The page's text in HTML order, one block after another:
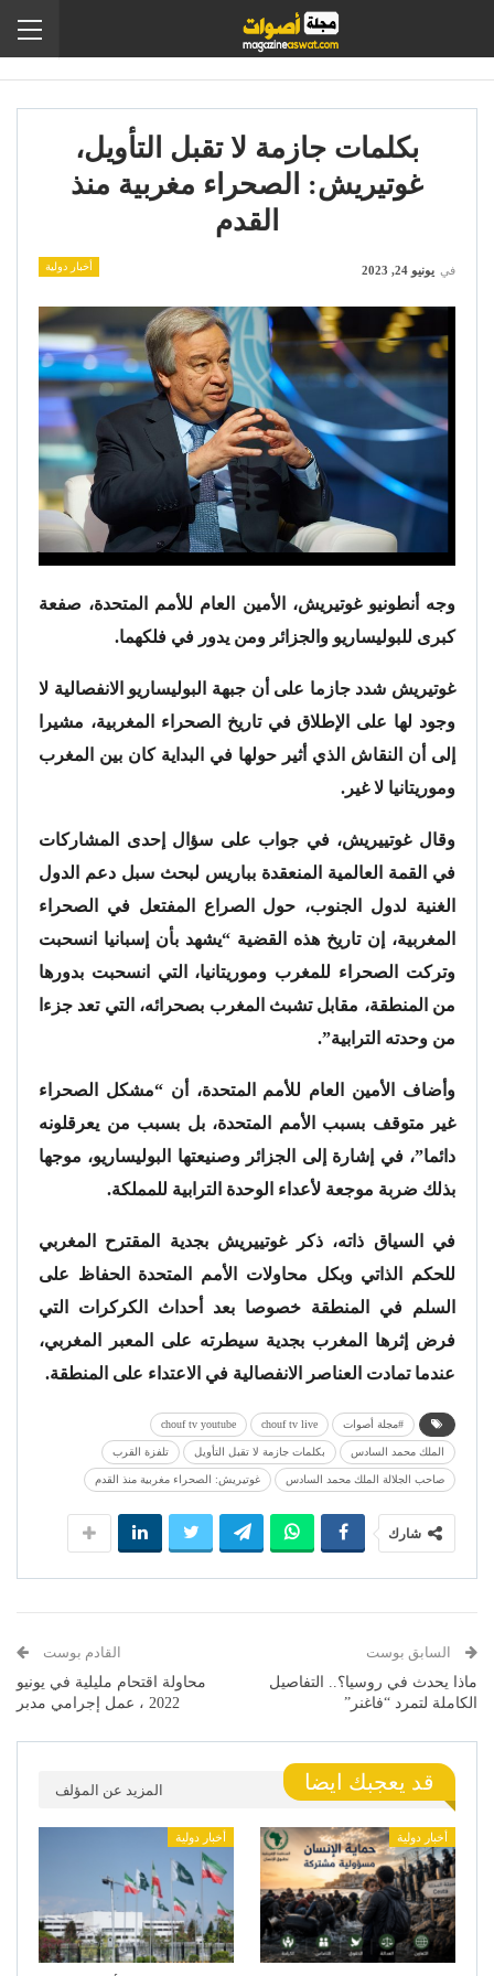
بكلمات جازمة لا تقبل التأويل،
غوتيريش: الصحراء مغربية منذ
القدم
أخبار دولية في يونيو 24, 2023
وجه أنطونيو غوتيريش، الأمين العام للأمم المتحدة، صفعة
كبرى للبوليساريو والجزائر ومن يدور في فلكهما.
غوتيريش شدد جازما على أن جبهة البوليساريو الانفصالية لا
وجود لها على الإطلاق في تاريخ الصحراء المغربية، مشيرا
إلى أن النقاش الذي أثير حولها في البداية كان بين المغرب
وموريتانيا لا غير.
وقال غوتييريش، في جواب على سؤال إحدى المشاركات
في القمة العالمية المنعقدة بباريس لبحث سبل دعم الدول
الغنية لدول الجنوب، حول الصراع المفتعل في الصحراء
المغربية، إن تاريخ هذه القضية “يشهد بأن إسبانيا انسحبت
وتركت الصحراء للمغرب وموريتانيا، التي انسحبت بدورها
من المنطقة، مقابل تشبث المغرب بصحرائه، التي تعد جزءا
من وحدته الترابية”.
وأضاف الأمين العام للأمم المتحدة، أن “مشكل الصحراء
غير متوقف بسبب الأمم المتحدة، بل بسبب من يعرقلونه
دائما”، في إشارة إلى الجزائر وصنيعتها البوليساريو، موجها
بذلك ضربة موجعة لأعداء الوحدة الترابية للمملكة.
في السياق ذاته، ذكر غوتييريش بجدية المقترح المغربي
للحكم الذاتي وبكل محاولات الأمم المتحدة الحفاظ على
السلم في المنطقة خصوصا بعد أحداث الكركرات التي
فرض إثرها المغرب بجدية سيطرته على المعبر المغربي،
عندما تمادت العناصر الانفصالية في الاعتداء على المنطقة.
#مجلة أصوات chouf tv live
chouf tv youtube
الملك محمد السادس بكلمات جازمة لا تقبل التأويل تلفزة القرب
صاحب الجلالة الملك محمد السادس غوتيريش: الصحراء مغربية منذ القدم
شارك
السابق بوست
ماذا يحدث في روسيا؟.. التفاصيل
الكاملة لتمرد “فاغنر”
القادم بوست
محاولة اقتحام مليلية في يونيو
2022 ، عمل إجرامي مدبر
قد يعجبك ايضا المزيد عن المؤلف
أخبار دولية أخبار دولية